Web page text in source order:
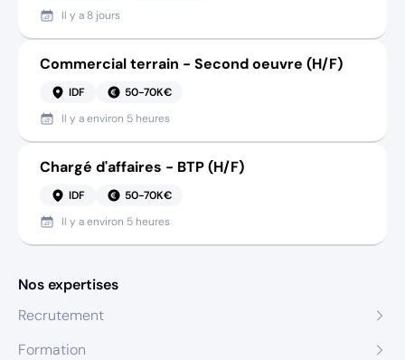
Il y a 8 jours
Commercial terrain - Second oeuvre (H/F)
IDF
50-70K€
Il y aenviron 5 heures
Chargé d'affaires - BTP (H/F)
IDF
50-70K€
Il y aenviron 5 heures
Nos expertises
Recrutement
Formation